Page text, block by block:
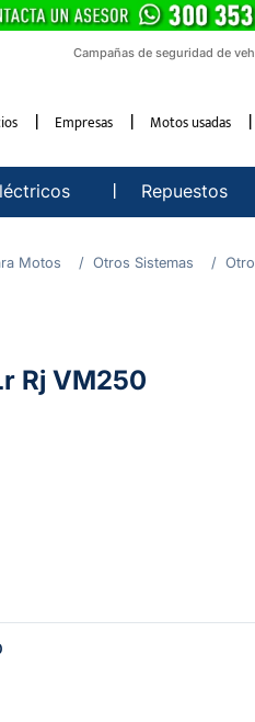
Campañas de seguridad de
Empresas Motos usadas
Repuestos
Motos Otros Sistemas
Rj VM250